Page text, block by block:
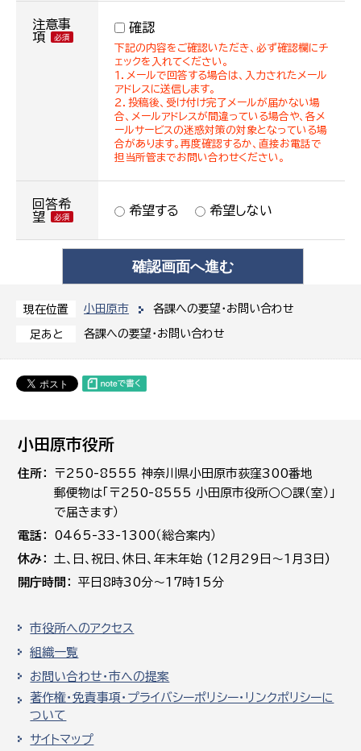
現在位置 小田原市 各課への要望・お問い合わせ
足あと 各課への要望・お問い合わせ
注意事
項
確認
下記の内容をご確認いただき、必ず確認欄にチ
ェックを入れてください。
１．メールで回答する場合は、入力されたメール
アドレスに送信します。
２．投稿後、受け付け完了メールが届かない場
合、メールアドレスが間違っている場合や、各メ
ールサービスの迷惑対策の対象となっている場
合があります。再度確認するか、直接お電話で
担当所管までお問い合わせください。
回答希
望
希望する 希望しない
小田原市役所
住所
〒250-8555 神奈川県小田原市荻窪300番地
郵便物は「〒250-8555 小田原市役所○○課（室）」
で届きます）
電話
0465-33-1300（総合案内）
休み
土､日､祝日、休日、年末年始 (12月29日～1月3日)
開庁時間
平日8時30分～17時15分
市役所へのアクセス
組織一覧
お問い合わせ・市への提案
著作権・免責事項・プライバシーポリシー・リンクポリシーに
ついて
サイトマップ